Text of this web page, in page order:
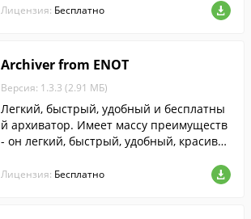
и ISO.
Лицензия: Бесплатно
Archiver from ENOT
Версия: 1.3.3 (2.91 МБ)
Легкий, быстрый, удобный и бесплатны
й архиватор. Имеет массу преимуществ
- он легкий, быстрый, удобный, красивы
Лицензия: Бесплатно